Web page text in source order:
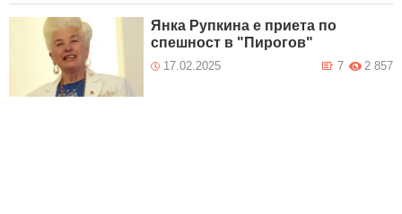
Янка Рупкина е приета по
спешност в "Пирогов"
17.02.2025 2 857
7